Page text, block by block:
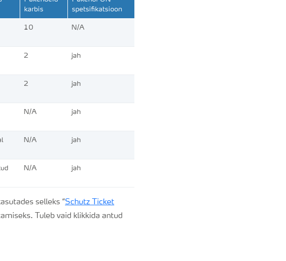
karbis
spetsifikatsioon
10 N/A
2 jah
2 jah
N/A jah
N/A jah
N/A jah
selleks “Schutz Ticket
Tuleb vaid klikkida antud